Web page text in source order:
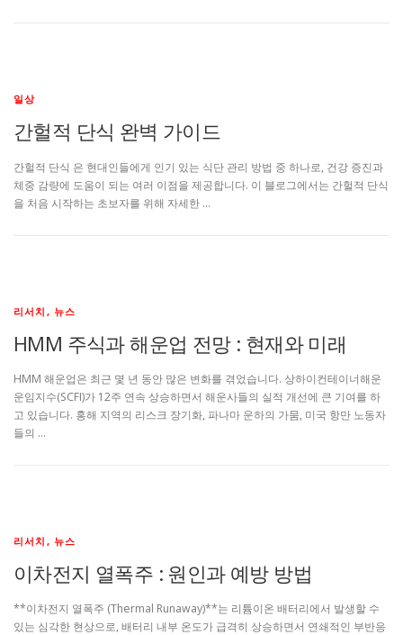
일상
간헐적 단식 완벽 가이드
간헐적 단식 은 현대인들에게 인기 있는 식단 관리 방법 중 하나로, 건강 증진과
체중 감량에 도움이 되는 여러 이점을 제공합니다. 이 블로그에서는 간헐적 단식
을 처음 시작하는 초보자를 위해 자세한 …
리서치, 뉴스
HMM 주식과 해운업 전망 : 현재와 미래
HMM 해운업은 최근 몇 년 동안 많은 변화를 겪었습니다. 상하이컨테이너해운
운임지수(SCFI)가 12주 연속 상승하면서 해운사들의 실적 개선에 큰 기여를 하
고 있습니다. 홍해 지역의 리스크 장기화, 파나마 운하의 가뭄, 미국 항만 노동자
들의 …
리서치, 뉴스
이차전지 열폭주 : 원인과 예방 방법
**이차전지 열폭주 (Thermal Runaway)**는 리튬이온 배터리에서 발생할 수
있는 심각한 현상으로, 배터리 내부 온도가 급격히 상승하면서 연쇄적인 부반응